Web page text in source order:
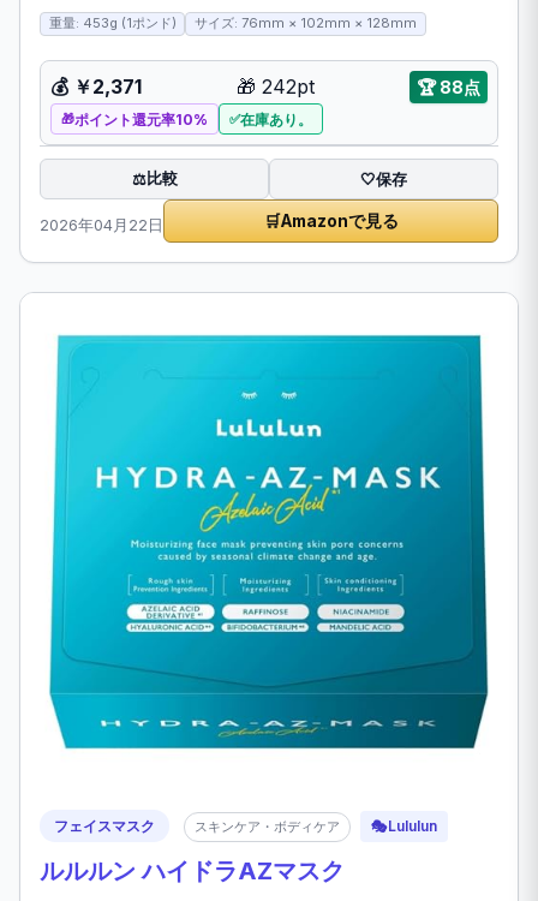
重量: 453g (1ポンド) サイズ: 76mm × 102mm × 128mm
💰 ￥2,371 🎁 242pt 🏆88点
ポイント還元率10% 在庫あり。
⚖️比較 🤍保存
2026年04月22日 🛒Amazonで見る
フェイスマスク スキンケア・ボディケア 🎭Lululun
ルルルン ハイドラAZマスク